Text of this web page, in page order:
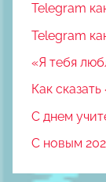
Telegram
Telegram
«Я тебя
Как
С днем
С новым